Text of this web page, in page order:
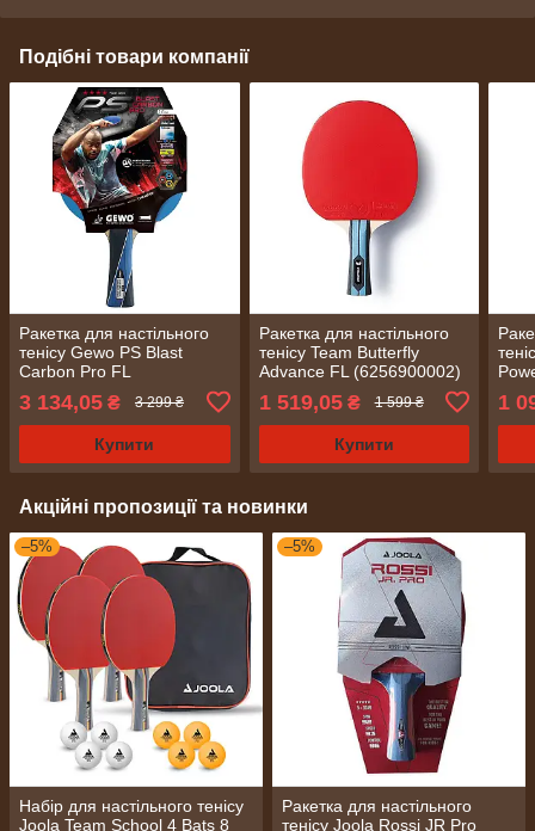
Подібні товари компанії
Ракетка для настільного
тенісу Gewo PS Blast
Carbon Pro FL
3 134,05 ₴ 3 299 ₴
Купити
Ракетка для настільного
тенісу Team Butterfly
Advance FL (6256900002)
1 519,05₴ 1 599 ₴
Купити
1
Акційні пропозиції та новинки
–5%
Набір для настільного тенісу
Joola Team School 4 Bats 8
–5%
Ракетка для настільного
тенісу Joola Rossi JR Pro